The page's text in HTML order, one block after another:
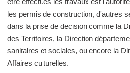
les permis de construction, d'autres
dans la prise de décision comme la
des Territoires, la Direction
sanitaires et sociales, ou encore la
Affaires culturelles.